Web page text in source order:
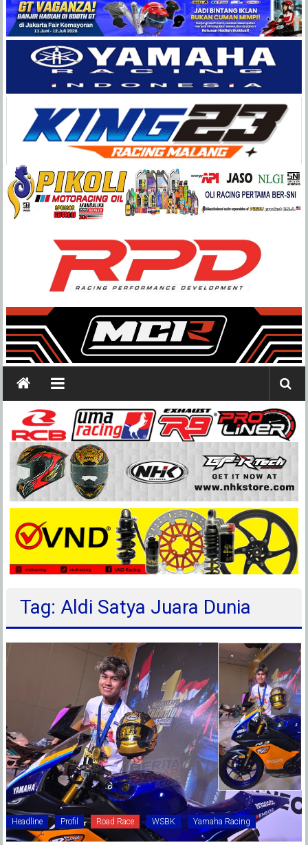
Balap
Paling
Lengkap
Tag: Aldi Satya Juara Dunia
Headline Profil Road Race WSBK Yamaha Racing